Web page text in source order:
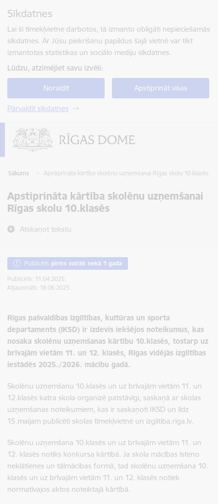
Sīkdatnes
Lai šī tīmekļvietne darbotos, tā izmanto obligāti nepieciešamās
sīkdatnes. Ar Jūsu piekrišanu papildus šajā vietnē var tikt
izmantotas statistikas un sociālo mediju sīkdatnes.
Lūdzu, atzīmējiet savu izvēli:
Noraidīt Apstiprināt visas
Pārvaldīt sīkdatnes
Sākums Apstiprināta kārtība skolēnu uzņemšanai Rīgas skolu 10.klasēs
Apstiprināta kārtība skolēnu uzņemšanai
Rīgas skolu 10.klasēs
Atskaņot tekstu
Publicēts pirms vairāk nekā 1 gada
Publicēts: 11.04.2025.
Atjaunināts: 18.06.2025.
Rīgas pašvaldības Izglītības, kultūras un sporta
departaments (IKSD) ir izdevis iekšējos noteikumus, kas
nosaka skolēnu uzņemšanas kārtību 10.klasēs, tostarp uz
brīvajām vietām 11. un 12. klasēs, Rīgas vidējās izglītības
iestādēs 2025./2026. mācību gadā.
Skolēnu uzņemšanu 10.klasēs un uz brīvajām vietām 11. un
12.klasēs katra skola organizē patstāvīgi, saskaņā ar skolas
uzņemšanas noteikumiem, kas ir saskaņoti IKSD un līdz
15.maijam publicēti skolas tīmekļvietnē un izglitiba.riga.lv.
Skolēnu uzņemšana 10.klasēs un uz brīvajām vietām 11. un
12. klasēs notiks konkursa kārtībā. Ja skola mācības īsteno
neklātienes un tālmācības formā, tad skolēnu uzņemšana 10.
klasēs un uz brīvajām vietām 11. un 12. klasēs notiek
normatīvajos aktos noteiktajā kārtībā.